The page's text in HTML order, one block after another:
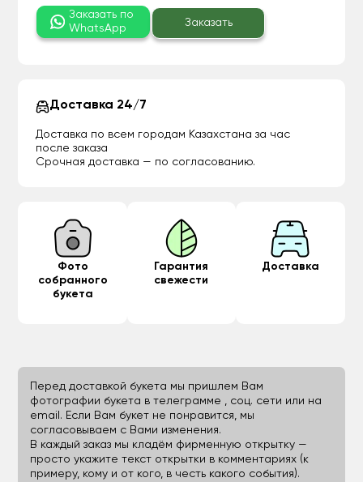
Заказать по
WhatsApp
Заказать
Доставка 24/7
Доставка по всем городам Казахстана за час
после заказа
Срочная доставка — по согласованию.
Фото
собранного
букета
Гарантия
свежести
Доставка
Перед доставкой букета мы пришлем Вам
фотографии букета в телеграмме , соц. сети или на
email. Если Вам букет не понравится, мы
согласовываем с Вами изменения.
В каждый заказ мы кладём фирменную открытку —
просто укажите текст открытки в комментариях (к
примеру, кому и от кого, в честь какого события).